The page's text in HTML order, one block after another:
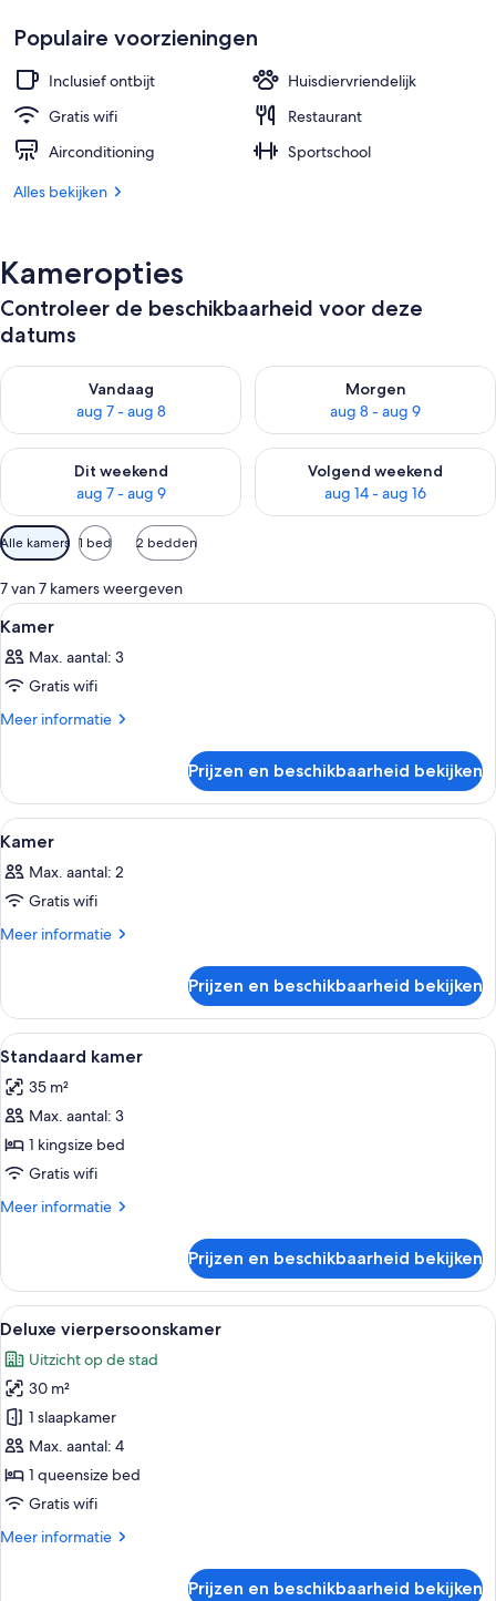
Buffet
Populaire voorzieningen
Inclusief ontbijt
Huisdiervriendelijk
Gratis wifi
Restaurant
Airconditioning
Sportschool
Alles bekijken
Kameropties
Controleer de beschikbaarheid voor deze
datums
Vandaag
aug 7 - aug 8
De beschikbaarheid controleren voor vanavond aug 7 - aug 8
Morgen
aug 8 - aug 9
De beschikbaarheid
Dit weekend
aug 7 - aug 9
De beschikbaarheid controleren voor dit weekend aug 7 -
Volgend weekend
aug 14 - aug 16
De beschikbaarheid
Beschikbare
filters
voor
kamers
Alle kamers 1 bed 2 bedden
7 van 7 kamers weergeven
Alle
foto's
voor
Kamer
laden
Een moderne hotelkamer met een
6
Kamer
Max. aantal: 3
Gratis wifi
Meer informatie
Meer
Prijzen en beschikbaarheid bekijken
Alle
foto's
voor
Kamer
laden
Een moderne slaapkamer met een
9
Kamer
Max. aantal: 2
Gratis wifi
Meer informatie
Meer
Prijzen en beschikbaarheid bekijken
Alle
foto's
voor
Standaard
kamer
laden
Een moderne hotelkamer met een
6
Standaard kamer
35 m²
Max. aantal: 3
1 kingsize bed
Gratis wifi
Meer informatie
Meer
kamer
Prijzen en beschikbaarheid bekijken
Alle
foto's
voor
Deluxe
vierpersoonskamer
laden
Hotelkamer met een groot bed, een
4
Deluxe vierpersoonskamer
Uitzicht op de stad
30 m²
1 slaapkamer
Max. aantal: 4
1 queensize bed
Gratis wifi
Meer informatie
Meer
Prijzen en beschikbaarheid bekijken